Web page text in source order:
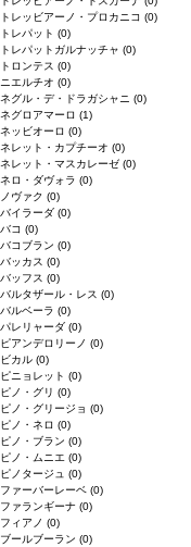
トレッビアーノ・プロカニコ (0)
トレパット (0)
トレパットガルナッチャ (0)
トロンテス (0)
ニエルチオ (0)
ネグル・デ・ドラガシャニ (0)
ネグロアマーロ (1)
ネッビオーロ (0)
ネレット・カプチーオ (0)
ネレット・マスカレーゼ (0)
ネロ・ダヴォラ (0)
ノヴァク (0)
バイラーダ (0)
バコ (0)
バコブラン (0)
バッカス (0)
バッフス (0)
バルタザール・レス (0)
バルベーラ (0)
パレリャーダ (0)
ピアンデロリーノ (0)
ビカル (0)
ピニョレット (0)
ピノ・グリ (0)
ピノ・グリージョ (0)
ピノ・ネロ (0)
ピノ・ブラン (0)
ピノ・ムニエ (0)
ピノタージュ (0)
ファーバーレーベ (0)
ファランギーナ (0)
フィアノ (0)
ブールブーラン (0)